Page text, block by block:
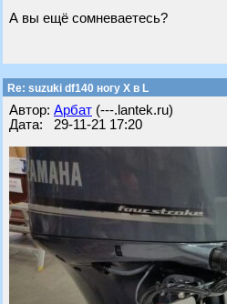
А вы ещё сомневаетесь?
Re: suzuki df140 ногу X в L
Автор: Арбат (---.lantek.ru)
Дата: 29-11-21 17:20